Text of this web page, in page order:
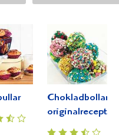
Chokladbollar
originalrecept